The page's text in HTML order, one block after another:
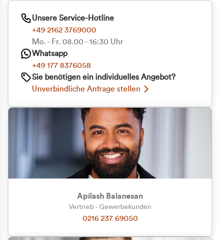
Unsere Service-Hotline
+49 2162 3769000
Mo. - Fr. 08.00 - 16:30 Uhr
Whatsapp
+49 177 8376058
Sie benötigen ein individuelles Angebot?
Unverbindliche Anfrage stellen
Apilash Balanesan
Vertrieb - Gewerbekunden
0216 237 69050